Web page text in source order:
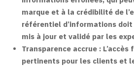
marque et à la crédibilité de
référentiel d’informations
mis à jour et validé par les
Transparence accrue :
pertinents pour les clients et